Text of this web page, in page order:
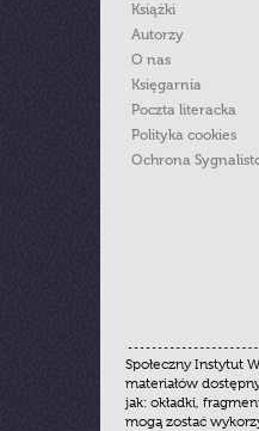
Książki
Autorzy
O nas
Księgarnia
Poczta literacka
Polityka cookies
Ochrona
Społeczny Instytut
materiałów
jak: okładki,
mogą zostać